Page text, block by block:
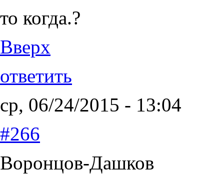
то когда.?
Вверх
ответить
ср, 06/24/2015 - 13:04
#266
Воронцов-Дашков